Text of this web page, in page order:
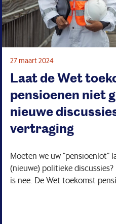
27 maart 2024
Laat de Wet
pensioenen niet
nieuwe
vertraging
Moeten we uw “pensioenlot”
(nieuwe) politieke
is nee. De Wet toekomst
van jarenlange discussies,